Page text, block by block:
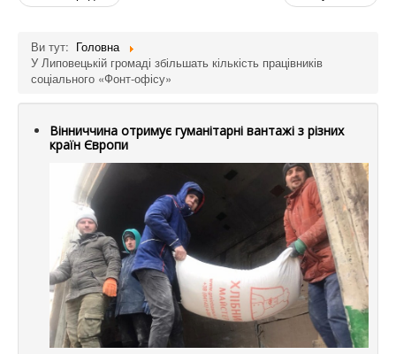
Ви тут: Головна
У Липовецькій громаді збільшать кількість працівників
соціального «Фонт-офісу»
Вінниччина отримує гуманітарні вантажі з різних
країн Європи